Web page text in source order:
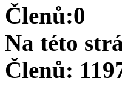
Členů:0
Na této
Členů: